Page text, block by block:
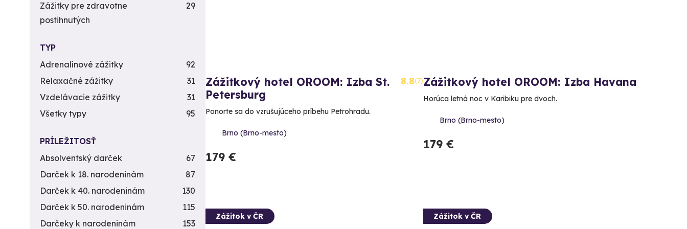
Zážitkový hotel OROOM: Izba St.
Petersburg
8.8(7)
Ponorte sa do vzrušujúceho príbehu Petrohradu.
Brno (Brno-mesto)
179 €
Zážitkový hotel OROOM: Izba Havana
Horúca letná noc v Karibiku pre dvoch.
Brno (Brno-mesto)
179 €
Zážitok v ČR Zážitok v ČR
Zážitky pre zdravotne
postihnutých
29
TYP
Adrenalínové zážitky
92
Relaxačné zážitky
31
Vzdelávacie zážitky
31
Všetky typy
95
PRÍLEŽITOSŤ
Absolventský darček
67
Darček k 18. narodeninám
87
Darček k 40. narodeninám
130
Darček k 50. narodeninám
115
Darčeky k narodeninám
153